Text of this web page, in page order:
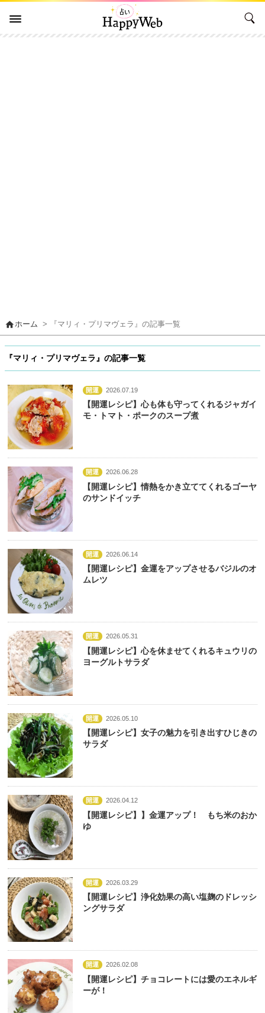
homeホーム > 『マリィ・プリマヴェラ』の記事一覧
『マリィ・プリマヴェラ』の記事一覧
開運 2026.07.19
【開運レシピ】心も体も守ってくれるジャガイ
モ・トマト・ポークのスープ煮
開運 2026.06.28
【開運レシピ】情熱をかき立ててくれるゴーヤ
のサンドイッチ
開運 2026.06.14
【開運レシピ】金運をアップさせるバジルのオ
ムレツ
開運 2026.05.31
【開運レシピ】心を休ませてくれるキュウリの
ヨーグルトサラダ
開運 2026.05.10
【開運レシピ】女子の魅力を引き出すひじきの
サラダ
開運 2026.04.12
【開運レシピ】】金運アップ！ もち米のおか
ゆ
開運 2026.03.29
【開運レシピ】浄化効果の高い塩麹のドレッシ
ングサラダ
開運 2026.02.08
【開運レシピ】チョコレートには愛のエネルギ
ーが！